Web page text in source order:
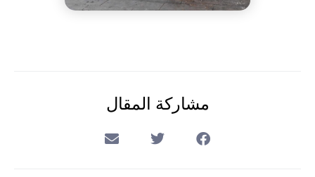
مشاركة المقال